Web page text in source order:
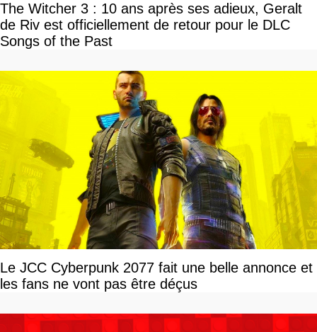
The Witcher 3 : 10 ans après ses adieux, Geralt
de Riv est officiellement de retour pour le DLC
Songs of the Past
Le JCC Cyberpunk 2077 fait une belle annonce et
les fans ne vont pas être déçus